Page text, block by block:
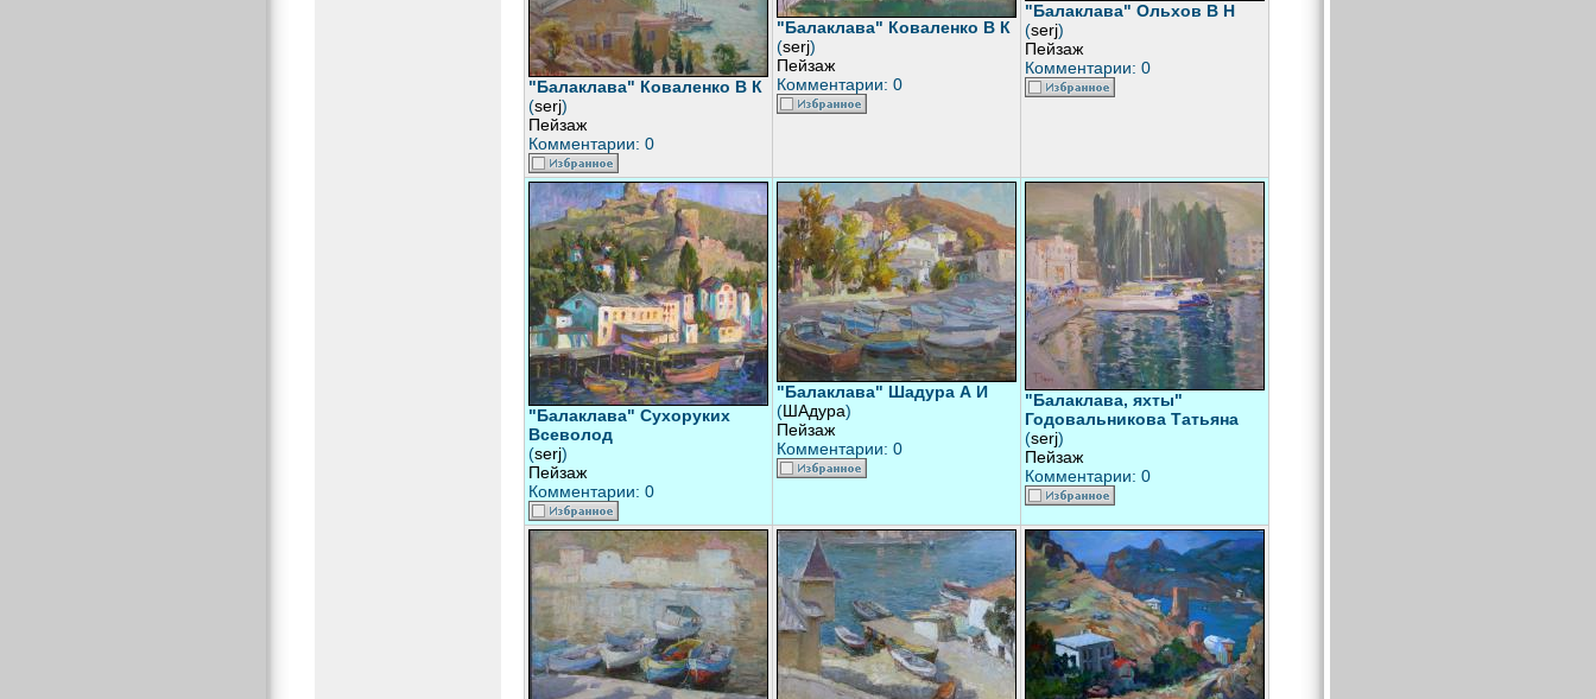
"Балаклава" Коваленко В К
(serj)
Пейзаж
Комментарии: 0
"Балаклава" Коваленко В К
(serj)
Пейзаж
Комментарии: 0
"Балаклава" Ольхов В Н
(serj)
Пейзаж
Комментарии: 0
"Балаклава" Сухоруких
Всеволод
(serj)
Пейзаж
Комментарии: 0
"Балаклава" Шадура А И
(ШАдура)
Пейзаж
Комментарии: 0
"Балаклава, яхты"
Годовальникова Татьяна
(serj)
Пейзаж
Комментарии: 0